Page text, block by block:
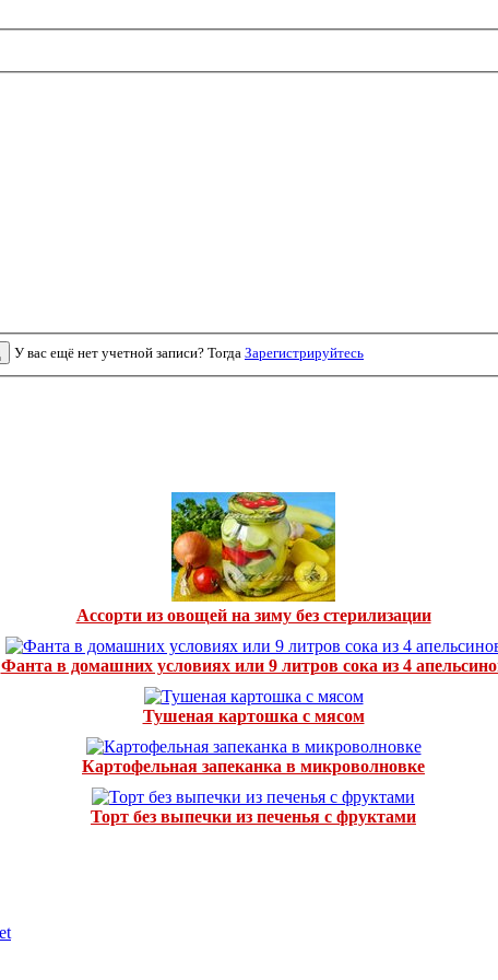
У вас ещё нет учетной записи? Тогда Зарегистрируйтесь
Ассорти из овощей на зиму без стерилизации
Фанта в домашних условиях или 9 литров сока из 4
Тушеная картошка с мясом
Картофельная запеканка в микроволновке
Торт без выпечки из печенья с фруктами